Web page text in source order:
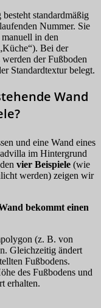
standardmäßig
Nummer. Sie
in den
Bei der
der Fußboden
Standardtextur belegt.
Wand
und eine Wand eines
im Hintergrund
vier Beispiele (wie
werden) zeigen wir
bekommt einen
(z. B. von
Gleichzeitig ändert
Fußbodens.
des Fußbodens und
erhalten.